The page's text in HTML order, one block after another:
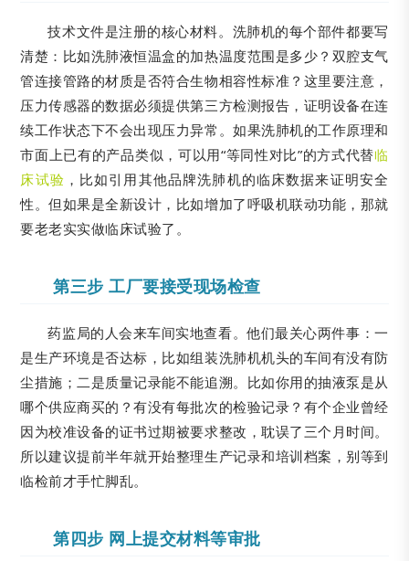
技术文件是注册的核心材料。洗肺机的每个部件都要写
清楚：比如洗肺液恒温盒的加热温度范围是多少？双腔支气
管连接管路的材质是否符合生物相容性标准？这里要注意，
压力传感器的数据必须提供第三方检测报告，证明设备在连
续工作状态下不会出现压力异常。如果洗肺机的工作原理和
市面上已有的产品类似，可以用“等同性对比”的方式代替临
床试验 ，比如引用其他品牌洗肺机的临床数据来证明安全
性。但如果是全新设计，比如增加了呼吸机联动功能，那就
要老老实实做临床试验了。
第三步 工厂要接受现场检查
药监局的人会来车间实地查看。他们最关心两件事：一
是生产环境是否达标，比如组装洗肺机机头的车间有没有防
尘措施；二是质量记录能不能追溯。比如你用的抽液泵是从
哪个供应商买的？有没有每批次的检验记录？有个企业曾经
因为校准设备的证书过期被要求整改，耽误了三个月时间。
所以建议提前半年就开始整理生产记录和培训档案，别等到
临检前才手忙脚乱。
第四步 网上提交材料等审批